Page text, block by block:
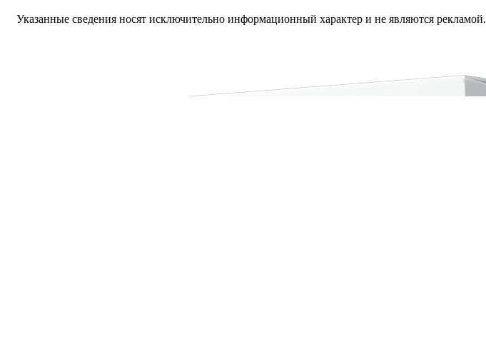
Указанные сведения носят исключительно информационный характер и не являются рекламой.